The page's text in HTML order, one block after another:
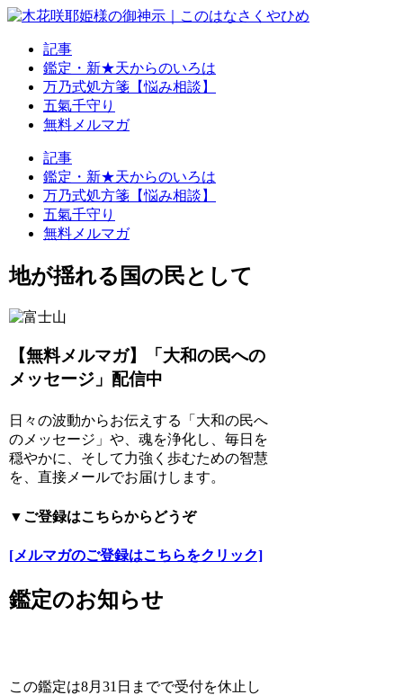
記事
鑑定・新★天からのいろは
万乃式処方箋【悩み相談】
五氣千守り
無料メルマガ
記事
鑑定・新★天からのいろは
万乃式処方箋【悩み相談】
五氣千守り
無料メルマガ
地が揺れる国の民として
【無料メルマガ】「大和の民への
メッセージ」配信中
日々の波動からお伝えする「大和の民へ
のメッセージ」や、魂を浄化し、毎日を
穏やかに、そして力強く歩むための智慧
を、直接メールでお届けします。
▼ご登録はこちらからどうぞ
[メルマガのご登録はこちらをクリック]
鑑定のお知らせ
この鑑定は8月31日までで受付を休止し